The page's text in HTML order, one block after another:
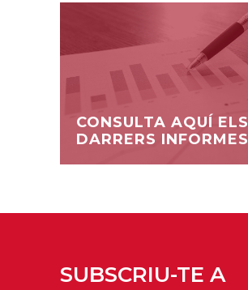
CONSULTA AQUÍ ELS
DARRERS INFORMES
SUBSCRIU-TE A